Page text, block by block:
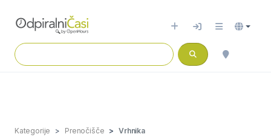
Kategorije Prenočišče Vrhnika